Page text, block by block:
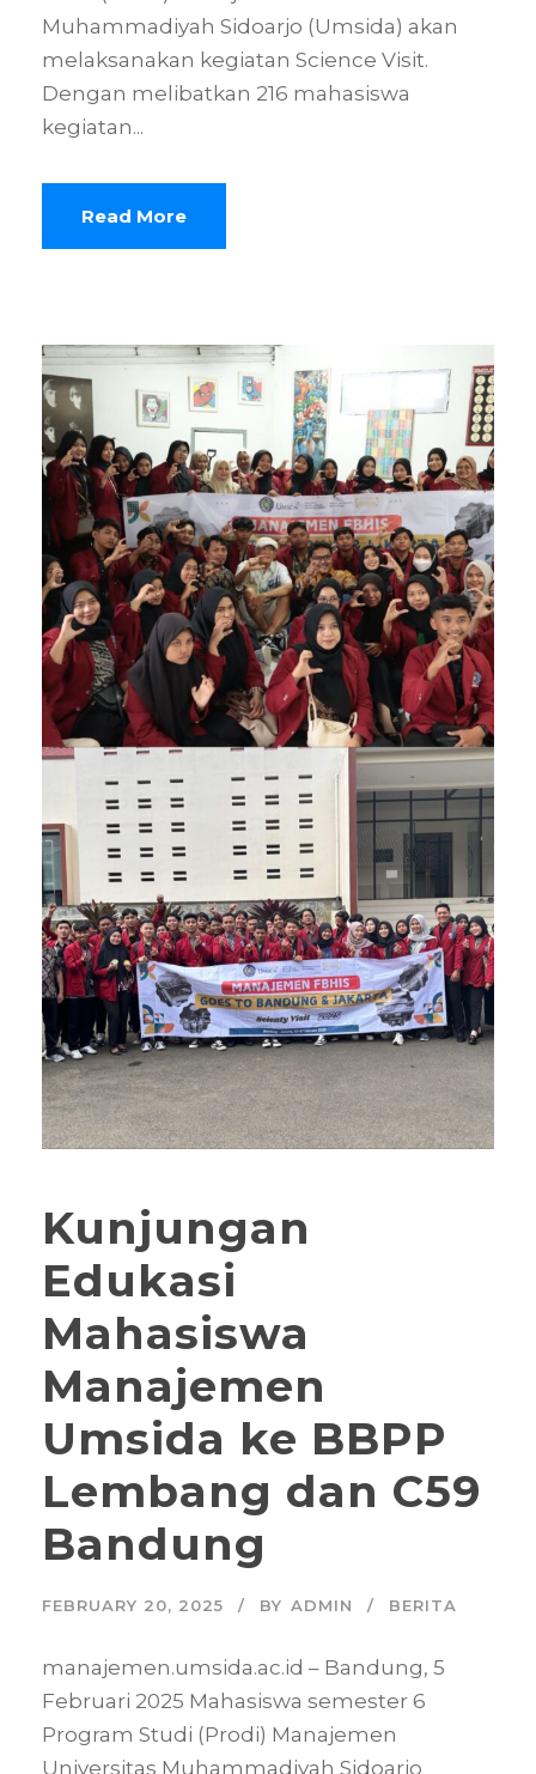
Muhammadiyah Sidoarjo (Umsida) akan
melaksanakan kegiatan Science Visit.
Dengan melibatkan 216 mahasiswa
kegiatan...
Read More
Kunjungan
Edukasi
Mahasiswa
Manajemen
Umsida ke BBPP
Lembang dan C59
Bandung
FEBRUARY 20, 2025 BY ADMIN BERITA
manajemen.umsida.ac.id – Bandung, 5
Februari 2025 Mahasiswa semester 6
Program Studi (Prodi) Manajemen
Universitas Muhammadiyah Sidoarjo